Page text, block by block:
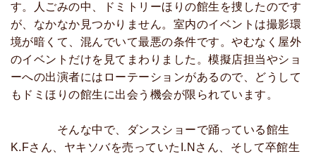
す。人ごみの中、ドミトリーほりの館生を捜したのです
が、なかなか見つかりません。室内のイベントは撮影環
境が暗くて、混んでいて最悪の条件です。やむなく屋外
のイベントだけを見てまわりました。模擬店担当やショ
ーへの出演者にはローテーションがあるので、どうして
もドミほりの館生に出会う機会が限られています。
そんな中で、ダンスショーで踊っている館生
K.Fさん、ヤキソバを売っていたI.Nさん、そして卒館生